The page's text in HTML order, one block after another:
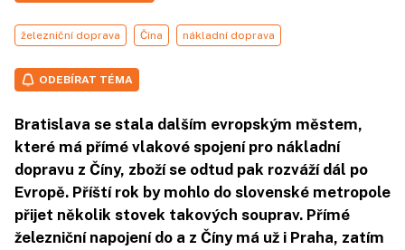
železniční doprava Čína nákladní doprava
ODEBÍRAT TÉMA
Bratislava se stala dalším evropským městem,
které má přímé vlakové spojení pro nákladní
dopravu z Číny, zboží se odtud pak rozváží dál po
Evropě. Příští rok by mohlo do slovenské metropole
přijet několik stovek takových souprav. Přímé
železniční napojení do a z Číny má už i Praha, zatím